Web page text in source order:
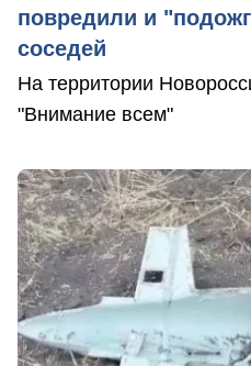
повредили и
соседей
На территории
"Внимание всем"